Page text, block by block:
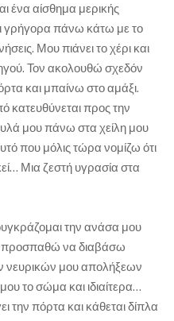
ένα αίσθημα μερικής
γρήγορα πάνω κάτω με το
Μου πιάνει το χέρι και
Τον ακολουθώ σχεδόν
και μπαίνω στο αμάξι.
προς την
μου πάνω στα χείλη μου
που μόλις τώρα νομίζω ότι
Μια ζεστή υγρασία στα
την ανάσα μου
προσπαθώ να διαβάσω
νευρικών μου απολήξεων
το σώμα και ιδιαίτερα…
την πόρτα και κάθεται δίπλα